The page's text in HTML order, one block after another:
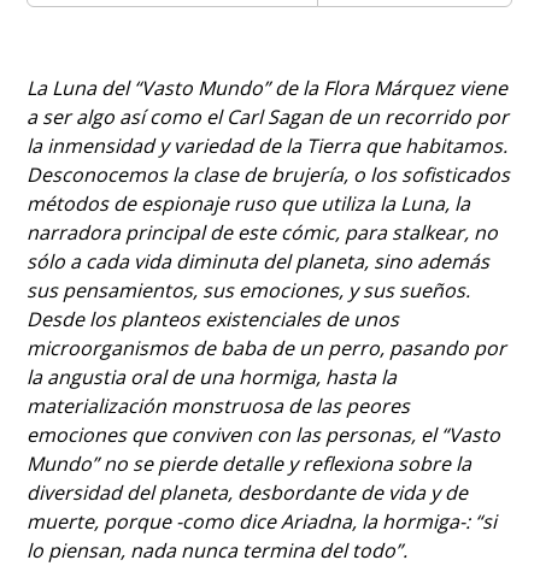
La Luna del “Vasto Mundo” de la Flora Márquez viene
a ser algo así como el Carl Sagan de un recorrido por
la inmensidad y variedad de la Tierra que habitamos.
Desconocemos la clase de brujería, o los sofisticados
métodos de espionaje ruso que utiliza la Luna, la
narradora principal de este cómic, para stalkear, no
sólo a cada vida diminuta del planeta, sino además
sus pensamientos, sus emociones, y sus sueños.
Desde los planteos existenciales de unos
microorganismos de baba de un perro, pasando por
la angustia oral de una hormiga, hasta la
materialización monstruosa de las peores
emociones que conviven con las personas, el “Vasto
Mundo” no se pierde detalle y reflexiona sobre la
diversidad del planeta, desbordante de vida y de
muerte, porque -como dice Ariadna, la hormiga-: “si
lo piensan, nada nunca termina del todo”.